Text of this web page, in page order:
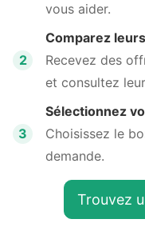
vous aider.
2
Comparez
Recevez des
et consultez
3
Sélectionnez
Choisissez le
demande.
Trouvez